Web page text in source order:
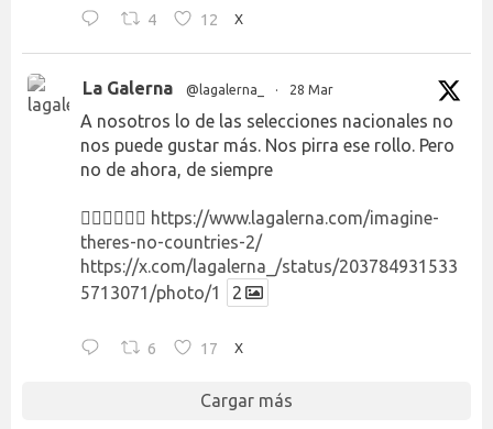
4 12 X
La Galerna @lagalerna_ · 28 Mar
A nosotros lo de las selecciones nacionales no
nos puede gustar más. Nos pirra ese rollo. Pero
no de ahora, de siempre
👉🏻👉🏻👉🏻 https://www.lagalerna.com/imagine-
theres-no-countries-2/
https://x.com/lagalerna_/status/203784931533
5713071/photo/1
2
6 17 X
Cargar más